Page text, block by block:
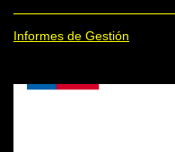
Informes de Gestión